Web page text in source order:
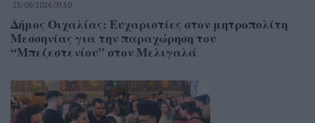
25/06/2026 09:50
Δήμος Οιχαλίας: Ευχαριστίες στον μητροπολίτη
Μεσσηνίας για την παραχώρηση του
“Μπεζεστενίου” στον Μελιγαλά